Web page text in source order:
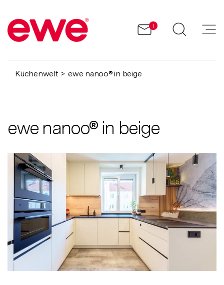
1
Küchenwelt ewe nanoo® in beige
ewe nanoo® in beige